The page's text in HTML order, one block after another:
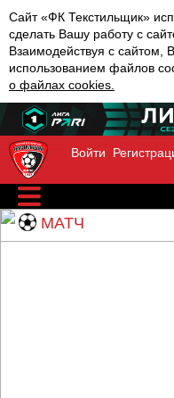
Сайт «ФК Текстильщик»
сделать Вашу работу с
Взаимодействуя с сайтом,
использованием файлов
о файлах cookies.
Войти
МАТЧ